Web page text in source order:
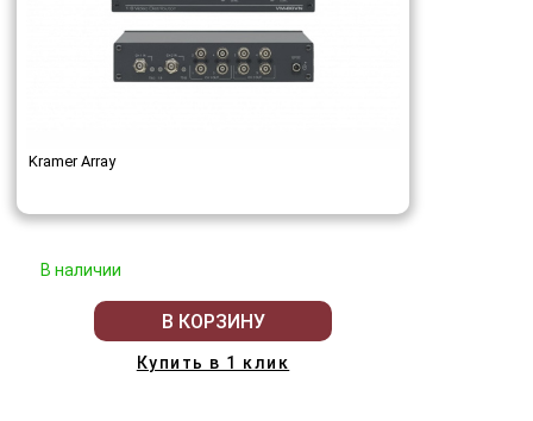
Kramer Array
В наличии
В КОРЗИНУ
Купить в 1 клик